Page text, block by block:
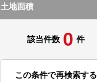
土地面積
該当件数 0 件
この条件で再検索する